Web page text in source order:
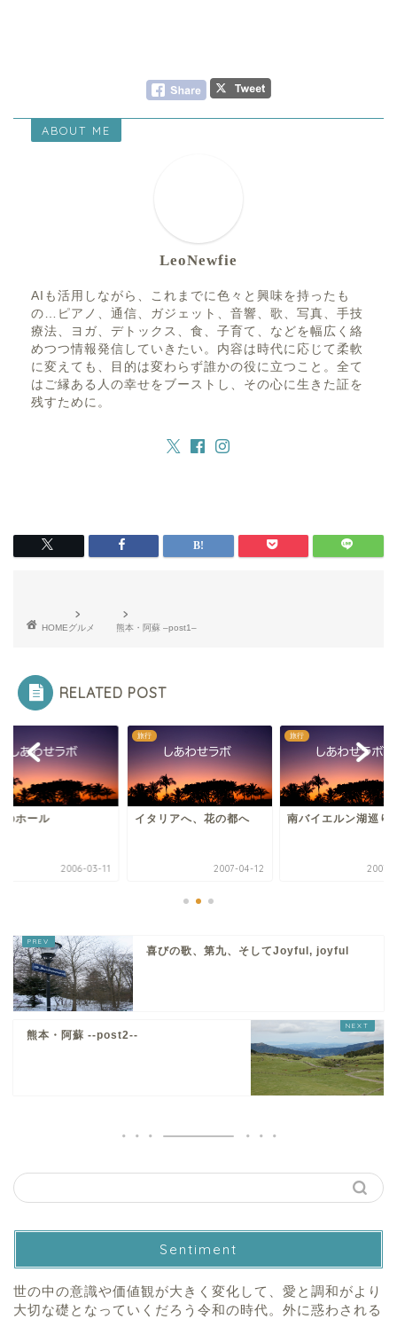
ABOUT ME
LeoNewfie
AIも活用しながら、これまでに色々と興味を持ったも
の…ピアノ、通信、ガジェット、音響、歌、写真、手技
療法、ヨガ、デトックス、食、子育て、などを幅広く絡
めつつ情報発信していきたい。内容は時代に応じて柔軟
に変えても、目的は変わらず誰かの役に立つこと。全て
はご縁ある人の幸せをブーストし、その心に生きた証を
残すために。
HOMEグルメ 熊本・阿蘇 –post1–
RELATED POST
のホール
2006-03-11
旅行
イタリアへ、花の都へ
2007-04-12
旅行
南バイエルン湖巡り
2007-
喜びの歌、第九、そしてJoyful, joyful
熊本・阿蘇 --post2--
Sentiment
世の中の意識や価値観が大きく変化して、愛と調和がより
大切な礎となっていくだろう令和の時代。外に惑わされる